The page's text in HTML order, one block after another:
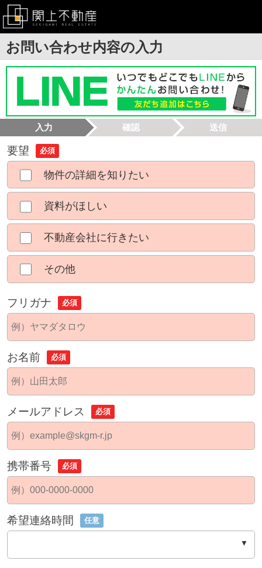
お問い合わせ内容の入力
入力 確認 送信
要望 必須
物件の詳細を知りたい
資料がほしい
不動産会社に行きたい
その他
フリガナ 必須
お名前 必須
メールアドレス 必須
携帯番号 必須
希望連絡時間 任意